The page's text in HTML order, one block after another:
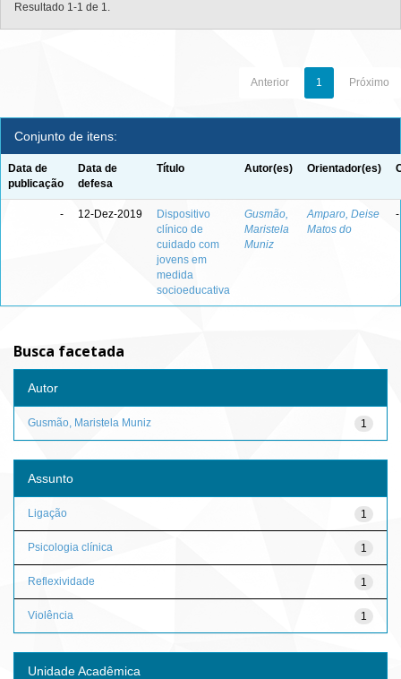
Resultado 1-1 de 1.
Anterior 1 Próximo
Conjunto de itens:
Data de
publicação
Data de
defesa
Título Autor(es) Orientador(es)
- 12-Dez-2019
Dispositivo
clínico de
cuidado com
jovens em
medida
socioeducativa
Gusmão,
Maristela
Muniz
Amparo, Deise
Matos do
-
Busca facetada
Autor
1
Gusmão, Maristela Muniz
Assunto
1
Ligação
1
Psicologia clínica
1
Reflexividade
1
Violência
Unidade Acadêmica